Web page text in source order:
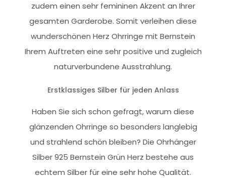
zudem einen sehr femininen Akzent an Ihrer
gesamten Garderobe. Somit verleihen diese
wunderschönen Herz Ohrringe mit Bernstein
Ihrem Auftreten eine sehr positive und zugleich
naturverbundene Ausstrahlung.
Erstklassiges Silber für jeden Anlass
Haben Sie sich schon gefragt, warum diese
glänzenden Ohrringe so besonders langlebig
und strahlend schön bleiben? Die Ohrhänger
Silber 925 Bernstein Grün Herz bestehe aus
echtem Silber für eine sehr hohe Qualität.